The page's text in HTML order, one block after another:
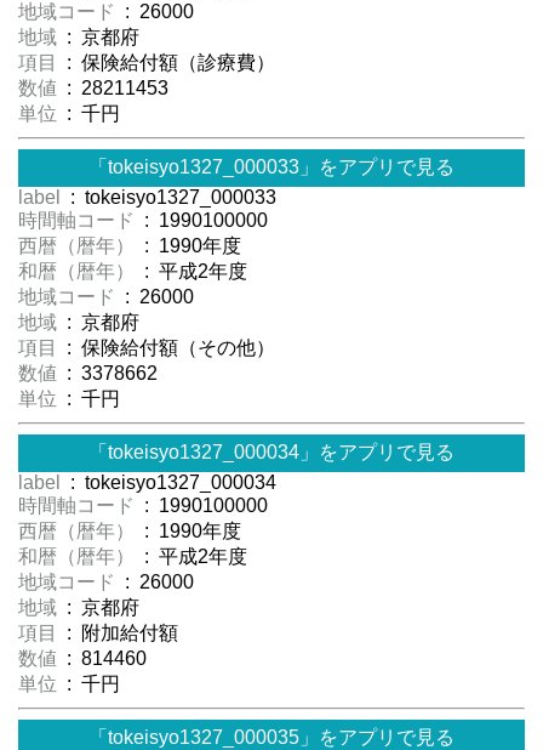
地域コード
: 26000
地域 : 京都府
項目
: 保険給付額（診療費）
数値 : 28211453
単位 : 千円
「tokeisyo1327_000033」をアプリで見る
label
: tokeisyo1327_000033
時間軸コード
: 1990100000
西暦（暦年）
: 1990年度
和暦（暦年）
: 平成2年度
地域コード
: 26000
地域 : 京都府
項目
: 保険給付額（その他）
数値 : 3378662
単位 : 千円
「tokeisyo1327_000034」をアプリで見る
label
: tokeisyo1327_000034
時間軸コード
: 1990100000
西暦（暦年）
: 1990年度
和暦（暦年）
: 平成2年度
地域コード
: 26000
地域 : 京都府
項目
: 附加給付額
数値 : 814460
単位 : 千円
「tokeisyo1327_000035」をアプリで見る